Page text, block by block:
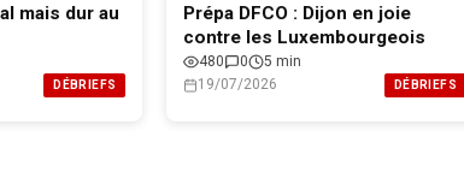
mais dur au
DÉBRIEFS
Prépa DFCO : Dijon en joie
contre les Luxembourgeois
480 0
5 min
19/07/2026
DÉBRIEFS